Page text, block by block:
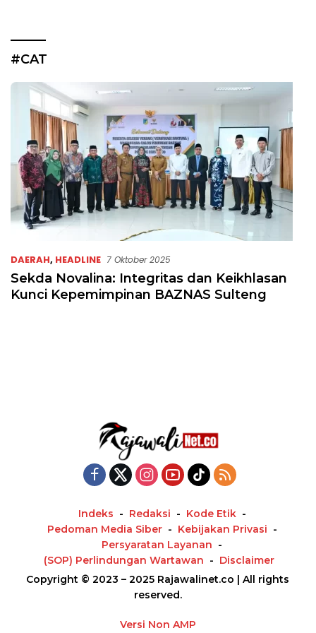
#CAT
DAERAH, HEADLINE 7 Oktober 2025
Sekda Novalina: Integritas dan Keikhlasan
Kunci Kepemimpinan BAZNAS Sulteng
Indeks Redaksi
Kode Etik
Pedoman Media Siber
Kebijakan Privasi
Persyaratan Layanan
(SOP) Perlindungan Wartawan
Disclaimer
Copyright © 2023 – 2025 Rajawalinet.co | All rights
reserved.
Versi Non AMP